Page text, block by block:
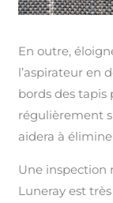
En outre,
l’aspirateur en
bords des tapis
régulièrement
aidera à
Une inspection
Luneray est